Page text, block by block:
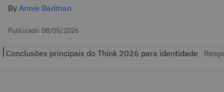
By Annie Badman
Publicado 08/05/2026